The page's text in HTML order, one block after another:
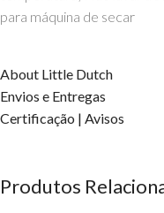
para máquina de secar
About Little Dutch
Envios e Entregas
Certificação | Avisos
Produtos